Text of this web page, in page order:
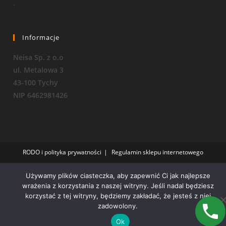
.
Informacje
Neisa Sp. z o.o
ul. Metalowa 3
43-100 Tychy
NIP 6462981426
RODO i polityka prywatności Regulamin sklepu internetowego
Używamy plików ciasteczka, aby zapewnić Ci jak najlepsze
wrażenia z korzystania z naszej witryny. Jeśli nadal będziesz
korzystać z tej witryny, będziemy zakładać, że jesteś z niej
zadowolony.
Ok